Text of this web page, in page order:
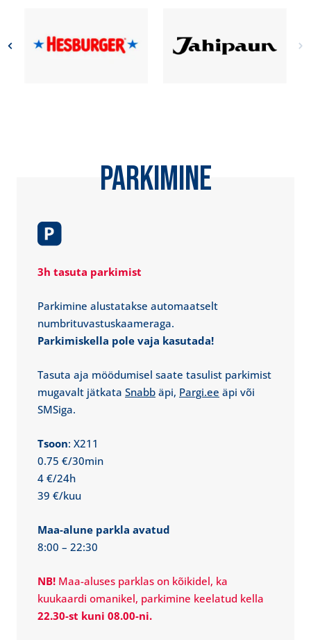
PARKIMINE
3h tasuta parkimist
Parkimine alustatakse automaatselt
numbrituvastuskaameraga.
Parkimiskella pole vaja kasutada!
Tasuta aja möödumisel saate tasulist parkimist
mugavalt jätkata Snabb äpi, Pargi.ee äpi või
SMSiga.
Tsoon: X211
0.75 €/30min
4 €/24h
39 €/kuu
Maa-alune parkla avatud
8:00 – 22:30
NB! Maa-aluses parklas on kõikidel, ka
kuukaardi omanikel, parkimine keelatud kella
22.30-st kuni 08.00-ni.